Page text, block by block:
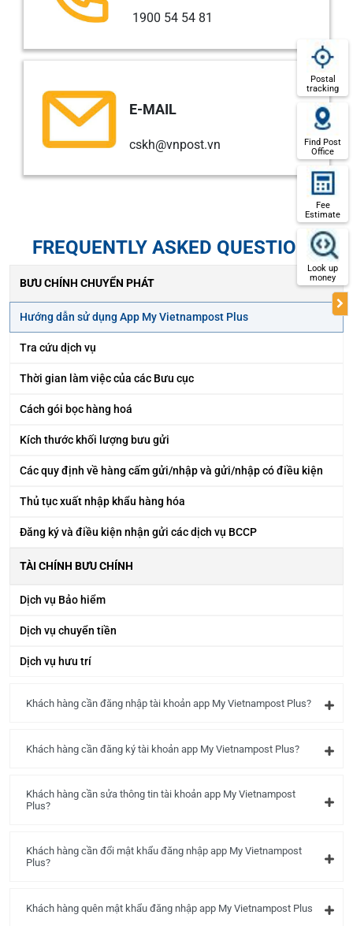
1900 54 54 81
E-MAIL
cskh@vnpost.vn
FREQUENTLY ASKED QUESTIONS
BƯU CHÍNH CHUYỂN PHÁT
Hướng dẫn sử dụng App My Vietnampost Plus
Tra cứu dịch vụ
Thời gian làm việc của các Bưu cục
Cách gói bọc hàng hoá
Kích thước khối lượng bưu gửi
Các quy định về hàng cấm gửi/nhập và gửi/nhập có điều kiện
Thủ tục xuất nhập khẩu hàng hóa
Đăng ký và điều kiện nhận gửi các dịch vụ BCCP
TÀI CHÍNH BƯU CHÍNH
Dịch vụ Bảo hiểm
Dịch vụ chuyển tiền
Dịch vụ hưu trí
Khách hàng cần đăng nhập tài khoản app My Vietnampost Plus?
Khách hàng cần đăng ký tài khoản app My Vietnampost Plus?
Khách hàng cần sửa thông tin tài khoản app My Vietnampost
Plus?
Khách hàng cần đổi mật khẩu đăng nhập app My Vietnampost
Plus?
Khách hàng quên mật khẩu đăng nhập app My Vietnampost Plus
Postal
tracking
Find Post
Office
Fee
Estimate
Look up
money